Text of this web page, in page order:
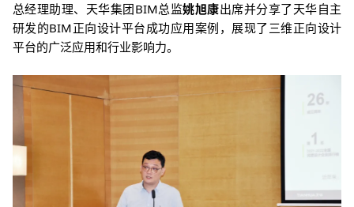
总经理助理、天华集团BIM总监姚旭康出席并分享了天华自主
研发的BIM正向设计平台成功应用案例，展现了三维正向设计
平台的广泛应用和行业影响力。